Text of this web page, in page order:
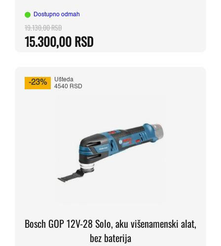
Dostupno odmah
19.130,00RSDOriginalna
cena
19.130,00 RSD.
15.300,00RSD
Trenutna
cena
-23%
Ušteda
4540 RSD
Bosch GOP 12V-28 Solo, aku višenamenski alat,
bez baterija